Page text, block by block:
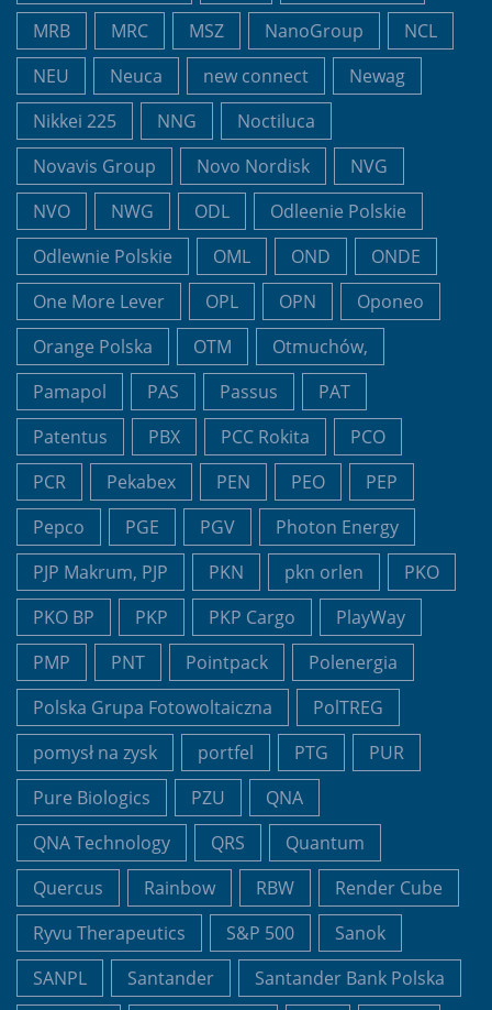
MRB
MRC MSZ NanoGroup
NCL
NEU
Neuca new connect
Newag
Nikkei 225
NNG
Noctiluca
Novavis Group
Novo Nordisk
NVG
NVO
NWG ODL
Odleenie Polskie
Odlewnie Polskie
OML OND
ONDE
One More Lever
OPL OPN
Oponeo
Orange Polska
OTM
Otmuchów,
Pamapol
PAS Passus
PAT
Patentus
PBX PCC Rokita
PCO
PCR
Pekabex PEN PEO
PEP
Pepco
PGE PGV
Photon Energy
PJP Makrum, PJP
PKN pkn orlen
PKO
PKO BP
PKP PKP Cargo
PlayWay
PMP
PNT Pointpack
Polenergia
Polska Grupa Fotowoltaiczna
PolTREG
pomysł na zysk
portfel PTG
PUR
Pure Biologics
PZU
QNA
QNA Technology
QRS
Quantum
Quercus
Rainbow RBW
Render Cube
Ryvu Therapeutics
S&P 500
Sanok
SANPL
Santander
Santander Bank Polska